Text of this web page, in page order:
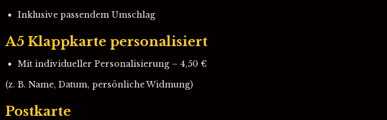
Inklusive passendem Umschlag
A5 Klappkarte personalisiert
Mit individueller Personalisierung – 4,50 €
(z. B. Name, Datum, persönliche Widmung)
Postkarte